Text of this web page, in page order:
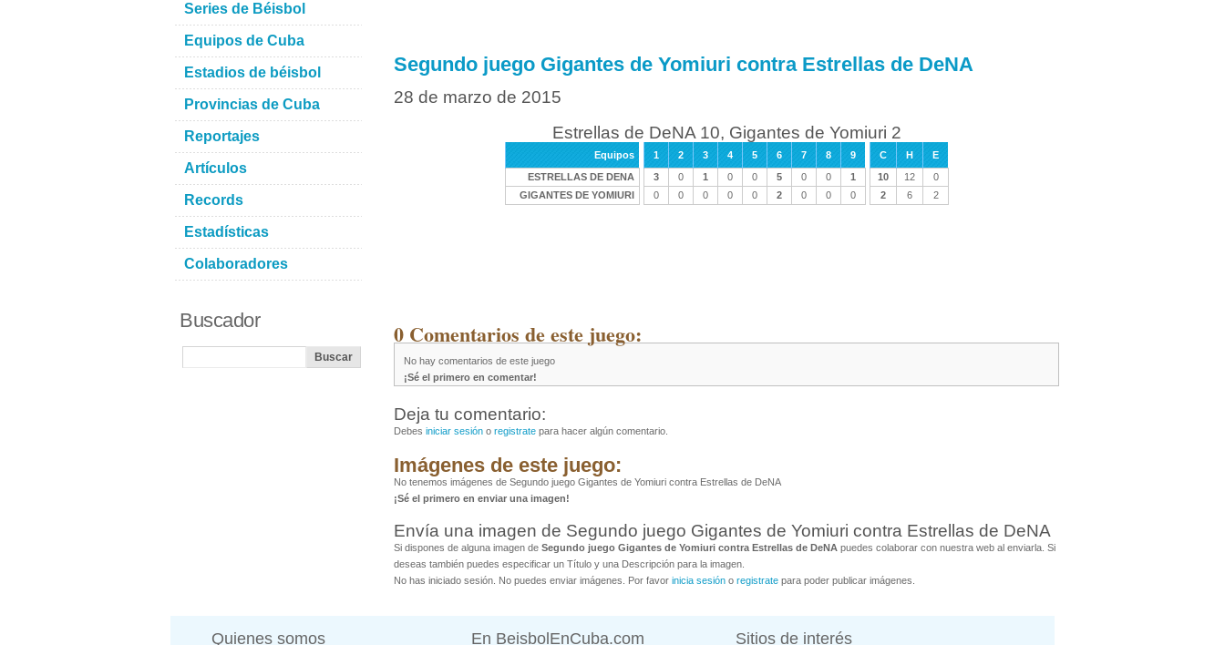
Segundo juego Gigantes de Yomiuri contra Estrellas de DeNA
28 de marzo de 2015
Estrellas de DeNA 10, Gigantes de Yomiuri 2
Equipos 1 2 3 4 5 6 7 8 9 C H
E
ESTRELLAS DE DENA
3 0 1 0 0 5 0 0 1 10 12
0
GIGANTES DE YOMIURI
0 0 0 0 0 2 0 0 0 2 6 2
0 Comentarios de este juego:
No hay comentarios de este juego
¡Sé el primero en comentar!
Deja tu comentario:
Debes iniciar sesión o registrate para hacer algún comentario.
Imágenes de este juego:
No tenemos imágenes de Segundo juego Gigantes de Yomiuri contra Estrellas de DeNA
¡Sé el primero en enviar una imagen!
Envía una imagen de Segundo juego Gigantes de Yomiuri contra Estrellas de DeNA
Si dispones de alguna imagen de Segundo juego Gigantes de Yomiuri contra Estrellas de DeNA puedes colaborar con nuestra web al enviarla. Si
deseas también puedes especificar un Título y una Descripción para la imagen.
No has iniciado sesión. No puedes enviar imágenes. Por favor inicia sesión o registrate para poder publicar imágenes.
Series de Béisbol
Equipos de Cuba
Estadios de béisbol
Provincias de Cuba
Reportajes
Artículos
Records
Estadísticas
Colaboradores
Buscador
Quienes somos En BeisbolEnCuba.com Sitios de interés